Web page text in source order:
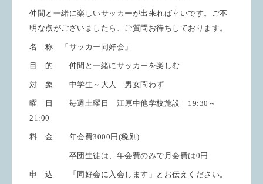
仲間と一緒に楽しいサッカーが出来れば幸いです。 ご不
明な点がございましたら、ご質問お待ちしております。
名 称 「 サッカー同好会」
目 的 仲間 と一緒にサッカーを楽しむ
対 象 中学生～ 大人 男女問わず
曜 日 毎週土曜日 江原中他学校施設 19:30 ～
21:00
料 金 年会費3000円(税別)
卒団生徒は、年会費のみで月会費は0円
申 込 「同好会に入会します」とお伝えください。